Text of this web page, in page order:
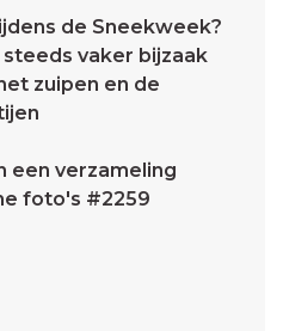
de Sneekweek?
steeds vaker bijzaak
zuipen en de
een verzameling
foto's #2259